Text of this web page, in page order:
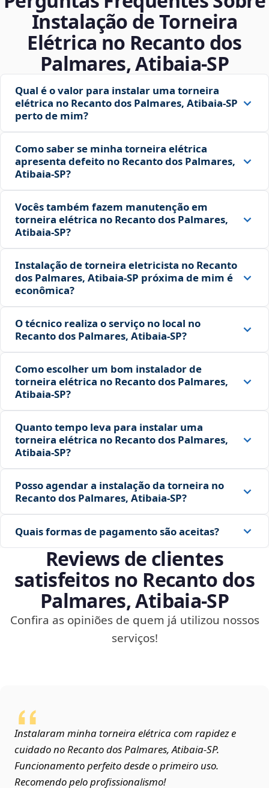
Instalação de Torneira
Elétrica no Recanto dos
Palmares, Atibaia‑SP
Qual é o valor para instalar uma torneira
elétrica no Recanto dos Palmares, Atibaia‑SP
perto de mim?
Como saber se minha torneira elétrica
apresenta defeito no Recanto dos Palmares,
Atibaia‑SP?
Vocês também fazem manutenção em
torneira elétrica no Recanto dos Palmares,
Atibaia‑SP?
Instalação de torneira eletricista no Recanto
dos Palmares, Atibaia‑SP próxima de mim é
econômica?
O técnico realiza o serviço no local no
Recanto dos Palmares, Atibaia‑SP?
Como escolher um bom instalador de
torneira elétrica no Recanto dos Palmares,
Atibaia‑SP?
Quanto tempo leva para instalar uma
torneira elétrica no Recanto dos Palmares,
Atibaia‑SP?
Posso agendar a instalação da torneira no
Recanto dos Palmares, Atibaia‑SP?
Quais formas de pagamento são aceitas?
Reviews de clientes
satisfeitos no Recanto dos
Palmares, Atibaia‑SP
Confira as opiniões de quem já utilizou nossos
serviços!
Instalaram minha torneira elétrica com rapidez e
cuidado no Recanto dos Palmares, Atibaia‑SP.
Funcionamento perfeito desde o primeiro uso.
Recomendo pelo profissionalismo!